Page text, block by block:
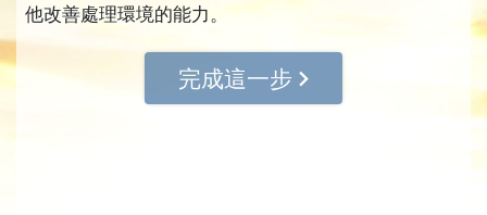
他改善處理環境的能力。
完成這一步